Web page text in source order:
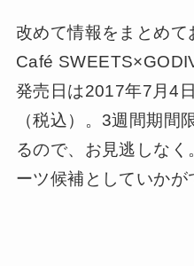
改めて情報をまとめ
Café
発売日は2017年7月4
（税込）。3週間期間
るので、お見逃しな
ーツ候補としていかが